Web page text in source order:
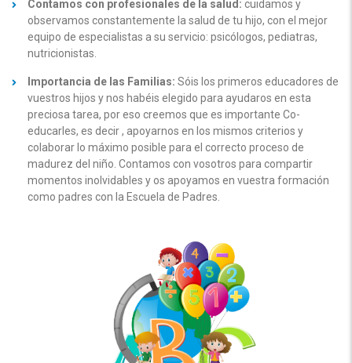
Contamos con profesionales de la salud: cuidamos y
observamos constantemente la salud de tu hijo, con el mejor
equipo de especialistas a su servicio: psicólogos, pediatras,
nutricionistas.
Importancia de las Familias: Sóis los primeros educadores de
vuestros hijos y nos habéis elegido para ayudaros en esta
preciosa tarea, por eso creemos que es importante Co-
educarles, es decir , apoyarnos en los mismos criterios y
colaborar lo máximo posible para el correcto proceso de
madurez del niño. Contamos con vosotros para compartir
momentos inolvidables y os apoyamos en vuestra formación
como padres con la Escuela de Padres.